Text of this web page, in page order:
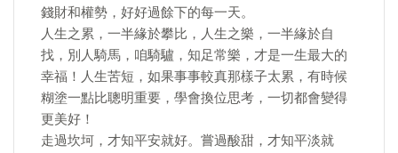
錢財和權勢，好好過餘下的每一天。
人生之累，一半緣於攀比，人生之樂，一半緣於自
找，別人騎馬，咱騎驢，知足常樂，才是一生最大的
幸福！人生苦短，如果事事較真那樣子太累，有時候
糊塗一點比聰明重要，學會換位思考，一切都會變得
更美好！
走過坎坷，才知平安就好。嘗過酸甜，才知平淡就